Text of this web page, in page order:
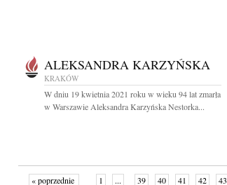
ALEKSANDRA KARZYŃSKA
KRAKÓW
W dniu 19 kwietnia 2021 roku w wieku 94 lat zmarła
w Warszawie Aleksandra Karzyńska Nestorka...
« poprzednie 1 ... 39 40 41 42 43